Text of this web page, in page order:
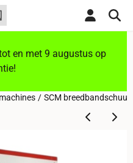
en met 9 augustus op
/ SCM